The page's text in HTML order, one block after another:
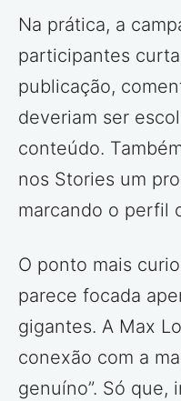
Na prática, a
participantes
publicação,
deveriam ser
conteúdo.
nos Stories um
marcando o perfil
O ponto mais
parece focada
gigantes. A Max
conexão com a
genuíno”. Só que,